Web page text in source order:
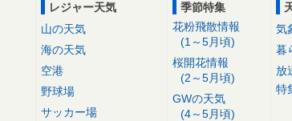
レジャー天気
山の天気
海の天気
空港
野球場
サッカー場
季節特集
花粉飛散情報
(1～5月頃)
桜開花情報
(2～5月頃)
GWの天気
(4～5月頃)
気
暮
放
特